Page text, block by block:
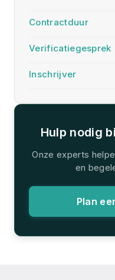
Contractduur
Verificatiegesprek
Inschrijver
Hulp nodig
Onze experts
en
Plan